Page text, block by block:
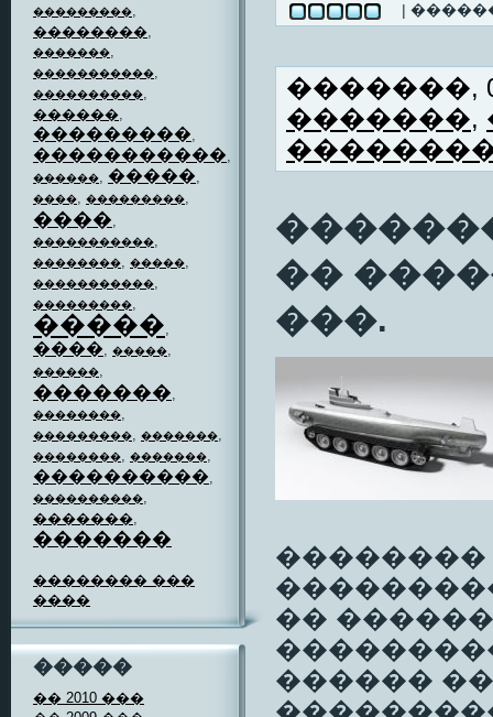
���������,
��������,
�������,
�����������,
����������,
������,
���������,
�����������,
������, �����,
����, ���������,
����,
�����������,
��������, �����,
�����������,
���������,
�����,
����, �����,
������,
�������,
��������,
���������, �������,
��������, �������,
����������,
����������,
�������,
�������
�������� ���
����
�����
�� 2010 ���
|
�������,
�������,
��
���.
��������
��
������